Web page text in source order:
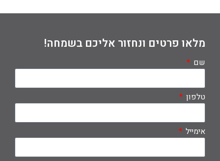
מלאו פרטים ונחזור אליכם בשמחה!
שם
טלפון
אימייל